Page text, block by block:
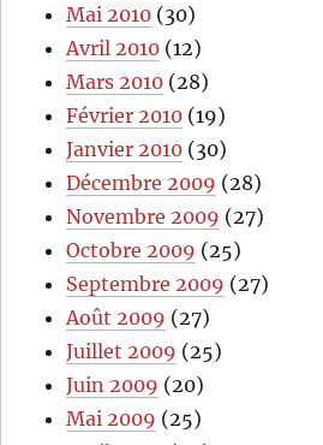
Mai 2010 (30)
Avril 2010 (12)
Mars 2010 (28)
Février 2010 (19)
Janvier 2010 (30)
Décembre 2009 (28)
Novembre 2009 (27)
Octobre 2009 (25)
Septembre 2009 (27)
Août 2009 (27)
Juillet 2009 (25)
Juin 2009 (20)
Mai 2009 (25)